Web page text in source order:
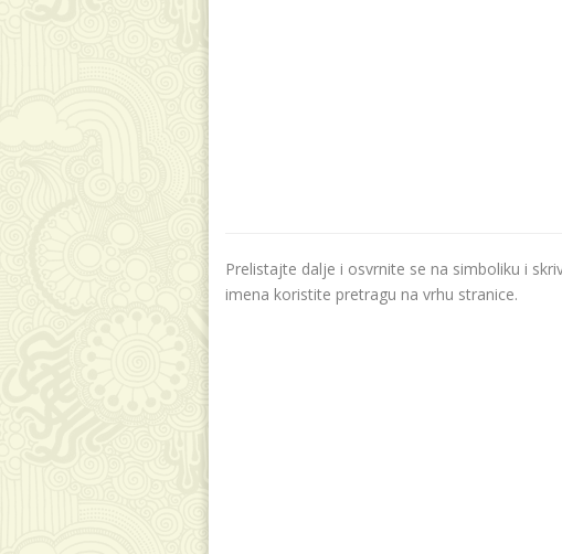
Prelistajte dalje i osvrnite se na simboliku i
imena koristite pretragu na vrhu stranice.